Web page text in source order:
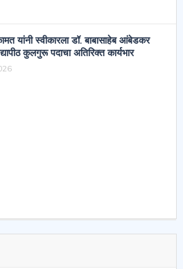
यांनी स्वीकारला डॉ. बाबासाहेब आंबेडकर
कुलगुरू पदाचा अतिरिक्त कार्यभार